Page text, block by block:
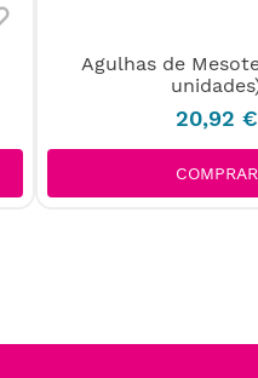
Agulhas de
20,92 €
COMPRAR